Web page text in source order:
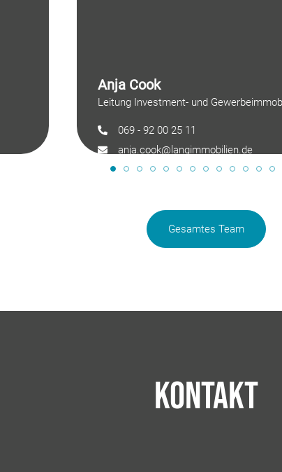
Anja Cook
Leitung Investment- und
069 - 92 00 25 11
anja.cook@langimmobilien.de
Gesamtes Team
Kontakt